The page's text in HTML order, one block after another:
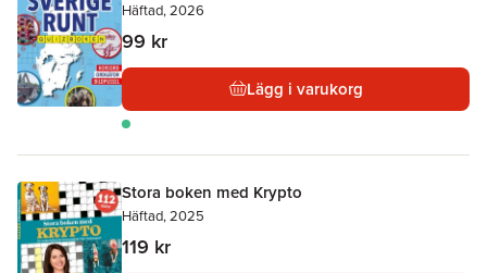
Häftad, 2026
99 kr
Lägg i varukorg
Stora boken med Krypto
Häftad, 2025
119 kr